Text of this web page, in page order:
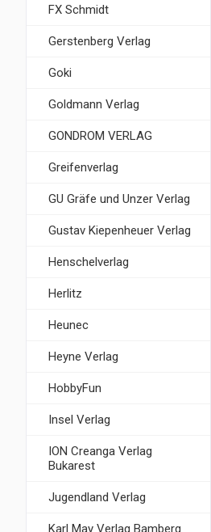
FX Schmidt
Gerstenberg Verlag
Goki
Goldmann Verlag
GONDROM VERLAG
Greifenverlag
GU Gräfe und Unzer Verlag
Gustav Kiepenheuer Verlag
Henschelverlag
Herlitz
Heunec
Heyne Verlag
HobbyFun
Insel Verlag
ION Creanga Verlag
Bukarest
Jugendland Verlag
Karl May Verlag Bamberg